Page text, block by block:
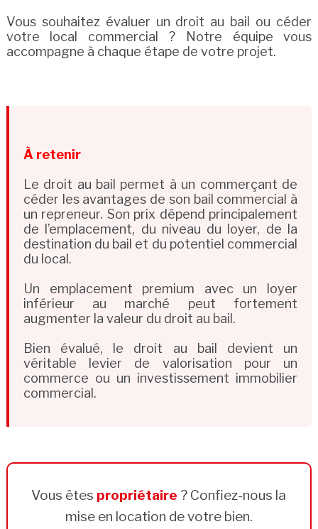
Vous souhaitez évaluer un droit au bail ou céder
votre local commercial ? Notre équipe vous
accompagne à chaque étape de votre projet.
À retenir
Le droit au bail permet à un commerçant de
céder les avantages de son bail commercial à
un repreneur. Son prix dépend principalement
de l’emplacement, du niveau du loyer, de la
destination du bail et du potentiel commercial
du local.
Un emplacement premium avec un loyer
inférieur au marché peut fortement
augmenter la valeur du droit au bail.
Bien évalué, le droit au bail devient un
véritable levier de valorisation pour un
commerce ou un investissement immobilier
commercial.
Vous êtes propriétaire ? Confiez-nous la
mise en location de votre bien.